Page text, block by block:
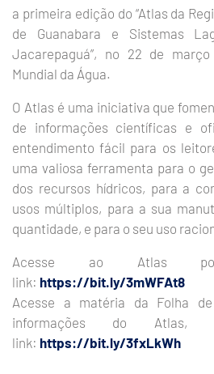
a primeira edição do “Atlas da
de Guanabara e Sistemas
Jacarepaguá”, no 22 de
Mundial da Água.
O Atlas é uma iniciativa que
de informações científicas e
entendimento fácil para os
uma valiosa ferramenta para o
dos recursos hídricos, para a
usos múltiplos, para a sua
quantidade, e para o seu uso
Acesse ao Atlas
link: https://bit.ly/3mWFAt8
Acesse a matéria da Folha
informações do
link: https://bit.ly/3fxLkWh